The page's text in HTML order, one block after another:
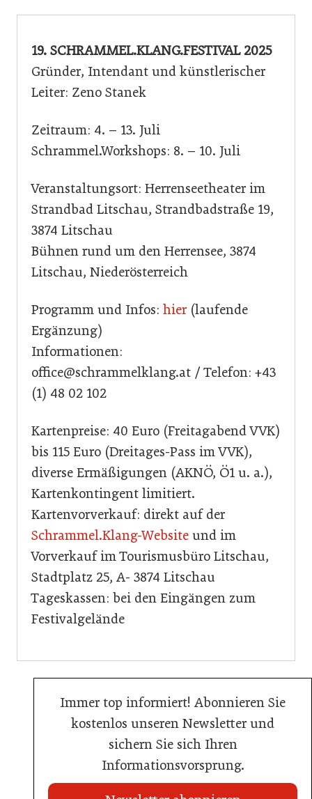
19. SCHRAMMEL.KLANG.FESTIVAL 2025
Gründer, Intendant und künstlerischer
Leiter: Zeno Stanek
Zeitraum: 4. – 13. Juli
Schrammel.Workshops: 8. – 10. Juli
Veranstaltungsort: Herrenseetheater im
Strandbad Litschau, Strandbadstraße 19,
3874 Litschau
Bühnen rund um den Herrensee, 3874
Litschau, Niederösterreich
Programm und Infos: hier(laufende
Ergänzung)
Informationen:
office@schrammelklang.at / Telefon: +43
(1) 48 02 102
Kartenpreise: 40 Euro (Freitagabend VVK)
bis 115 Euro (Dreitages-Pass im VVK),
diverse Ermäßigungen (AKNÖ, Ö1 u. a.),
Kartenkontingent limitiert.
Kartenvorverkauf: direkt auf der
Schrammel.Klang-Website und im
Vorverkauf im Tourismusbüro Litschau,
Stadtplatz 25, A- 3874 Litschau
Tageskassen: bei den Eingängen zum
Festivalgelände
Immer top informiert! Abonnieren Sie
kostenlos unseren Newsletter und
sichern Sie sich Ihren
Informationsvorsprung.